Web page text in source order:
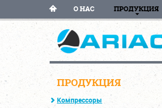
О НАС ПРОДУКЦИЯ
ПРОДУКЦИЯ
Компрессоры